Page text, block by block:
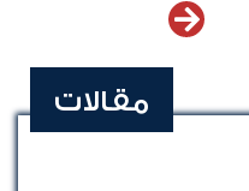
مقالات